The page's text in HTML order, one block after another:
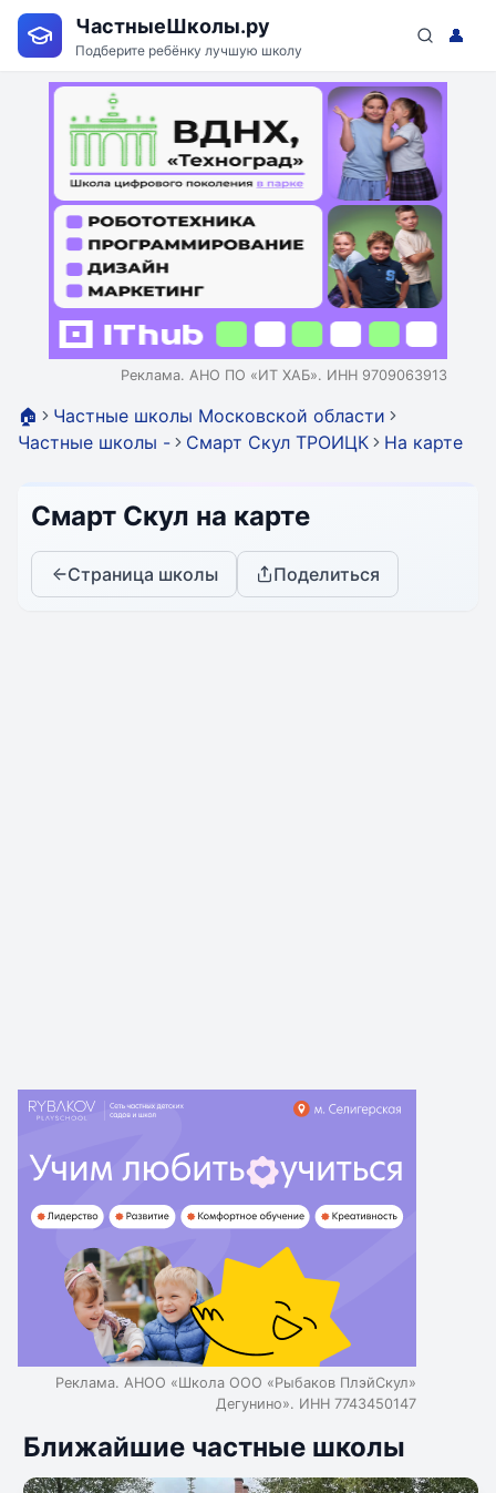
ЧастныеШколы.ру
Подберите ребёнку лучшую школу
👤
Реклама. АНО ПО «ИТ ХАБ». ИНН 9709063913
🏠
Частные школы Московской области
Частные школы -
Смарт Скул ТРОИЦК На карте
Смарт Скул на карте
Страница школы Поделиться
Реклама. АНОО «Школа ООО «Рыбаков ПлэйСкул»
Дегунино». ИНН 7743450147
Ближайшие частные школы